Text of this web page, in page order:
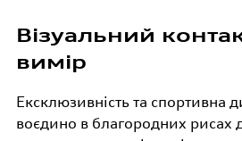
Візуальний
вимір
Ексклюзивність та спортивна
воєдино в благородних рисах